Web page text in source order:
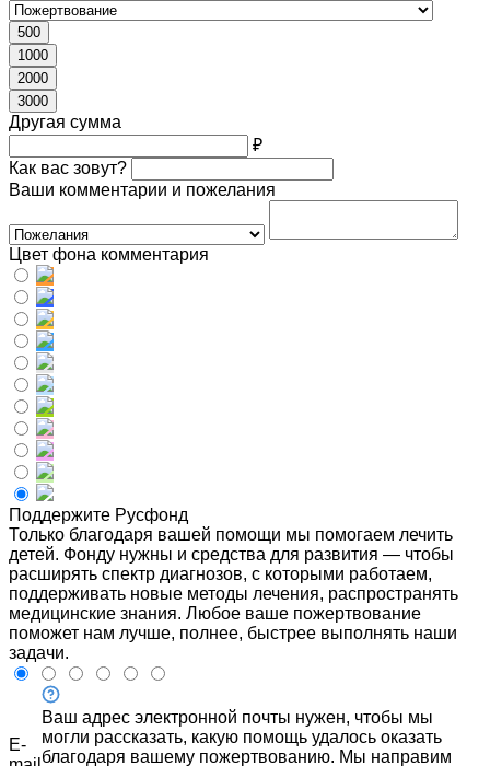
500
1000
2000
3000
Другая сумма
₽
Как вас зовут?
Ваши комментарии и пожелания
Цвет фона комментария
Поддержите Русфонд
Только благодаря вашей помощи мы помогаем лечить
детей. Фонду нужны и средства для развития — чтобы
расширять спектр диагнозов, с которыми работаем,
поддерживать новые методы лечения, распространять
медицинские знания. Любое ваше пожертвование
поможет нам лучше, полнее, быстрее выполнять наши
задачи.
E-
Ваш адрес электронной почты нужен, чтобы мы
могли рассказать, какую помощь удалось оказать
благодаря вашему пожертвованию. Мы направим